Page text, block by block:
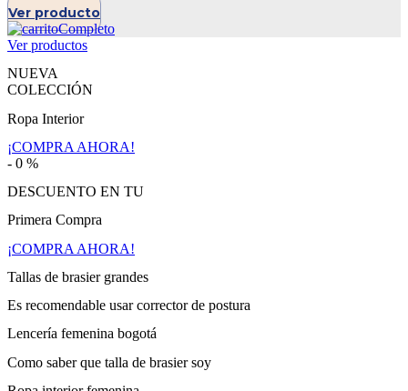
Ver producto
Ver productos
NUEVA
COLECCIÓN
Ropa Interior
¡COMPRA AHORA!
- 0 %
DESCUENTO EN TU
Primera Compra
¡COMPRA AHORA!
Tallas de brasier grandes
Es recomendable usar corrector de postura
Lencería femenina bogotá
Como saber que talla de brasier soy